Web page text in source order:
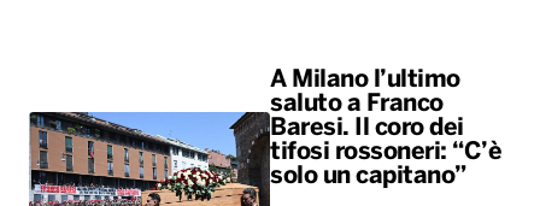
A Milano l’ultimo
saluto a Franco
Baresi. Il coro dei
tifosi rossoneri: “C’è
solo un capitano”